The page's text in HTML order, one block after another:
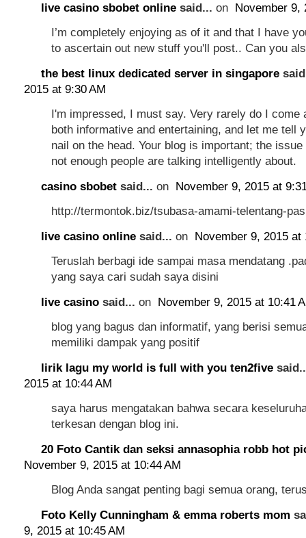
live casino sbobet online said... on November 9,
I’m completely enjoying as of it and that I have
to ascertain out new stuff you'll post.. Can you
the best linux dedicated server in singapore
2015 at 9:30 AM
I'm impressed, I must say. Very rarely do I come
both informative and entertaining, and let me tell
nail on the head. Your blog is important; the
not enough people are talking intelligently about.
casino sbobet said... on November 9, 2015 at
http://termontok.biz/tsubasa-amami-telentang-
live casino online said... on November 9, 2015 at
Teruslah berbagi ide sampai masa mendatang
yang saya cari sudah saya disini
live casino said... on November 9, 2015 at 10:41
blog yang bagus dan informatif, yang berisi
memiliki dampak yang positif
lirik lagu my world is full with you ten2five
2015 at 10:44 AM
saya harus mengatakan bahwa secara
terkesan dengan blog ini.
20 Foto Cantik dan seksi annasophia robb hot
November 9, 2015 at 10:44 AM
Blog Anda sangat penting bagi semua orang,
Foto Kelly Cunningham & emma roberts mom
9, 2015 at 10:45 AM